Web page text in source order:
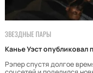
ЗВЕЗДНЫЕ ПАРЫ
Канье Уэст опубликовал
Рэпер спустя долгое